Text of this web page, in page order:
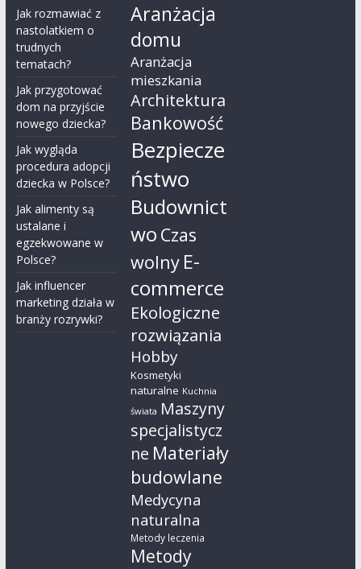
Jak rozmawiać z
nastolatkiem o
trudnych
tematach?
Jak przygotować
dom na przyjście
nowego dziecka?
Jak wygląda
procedura adopcji
dziecka w Polsce?
Jak alimenty są
ustalane i
egzekwowane w
Polsce?
Jak influencer
marketing działa w
branży rozrywki?
Aranżacja
domu
Aranżacja
mieszkania
Architektura
Bankowość
Bezpiecze
ństwo
Budownict
wo Czas
wolny E-
commerce
Ekologiczne
rozwiązania
Hobby
Kosmetyki
naturalne Kuchnia
świata Maszyny
specjalistycz
ne Materiały
budowlane
Medycyna
naturalna
Metody leczenia
Metody